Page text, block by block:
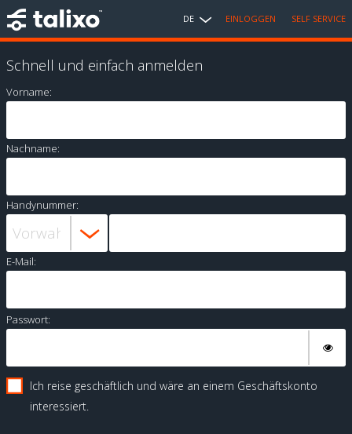
DE EINLOGGEN SELF SERVICE
Schnell und einfach anmelden
Vorname:
Nachname:
Handynummer:
E-Mail:
Passwort:
Ich reise geschäftlich und wäre an einem Geschäftskonto
interessiert.